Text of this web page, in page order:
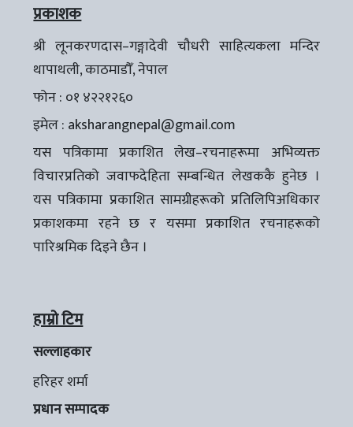
प्रकाशक
श्री लूनकरणदास–गङ्गादेवी चौधरी साहित्यकला मन्दिर
थापाथली, काठमाडौँ, नेपाल
फोन : ०१ ४२२१२६०
इमेल : aksharangnepal@gmail.com
यस पत्रिकामा प्रकाशित लेख–रचनाहरूमा अभिव्यक्त
विचारप्रतिको जवाफदेहिता सम्बन्धित लेखककै हुनेछ ।
यस पत्रिकामा प्रकाशित सामग्रीहरूको प्रतिलिपिअधिकार
प्रकाशकमा रहने छ र यसमा प्रकाशित रचनाहरूको
पारिश्रमिक दिइने छैन ।
हाम्रो टिम
सल्लाहकार
हरिहर शर्मा
प्रधान सम्पादक